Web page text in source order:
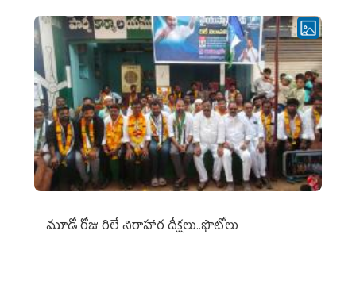
మూడో రోజు రిలే నిరాహార దీక్షలు..ఫొటోలు